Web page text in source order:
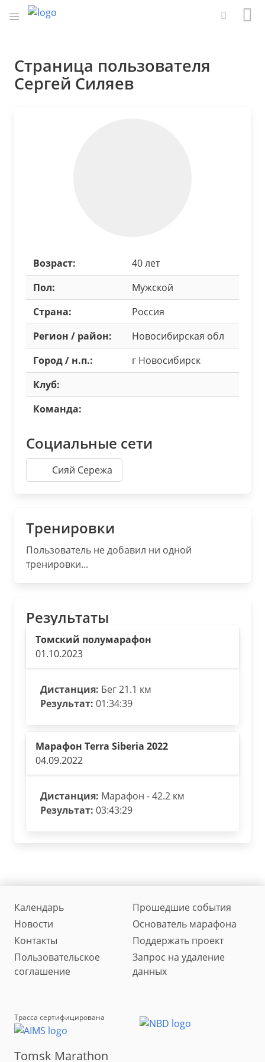
Страница пользователя
Сергей Силяев
Возраст:
40 лет
Пол:
Мужской
Страна:
Россия
Регион / район:
Новосибирская обл
Город / н.п.:
г Новосибирск
Клуб:
Команда:
Социальные сети
Сияй Сережа
Тренировки
Пользователь не добавил ни одной
тренировки...
Результаты
Томский полумарафон
01.10.2023
Дистанция: Бег 21.1 км
Результат: 01:34:39
Марафон Terra Siberia 2022
04.09.2022
Дистанция: Марафон - 42.2 км
Результат: 03:43:29
Календарь
Прошедшие события
Новости
Основатель марафона
Контакты
Поддержать проект
Пользовательское
соглашение
Запрос на удаление
данных
Трасса сертифицирована
Tomsk Marathon